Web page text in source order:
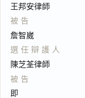
王邦安律師
被告
詹智崴
選任辯護人
陳芝荃律師
被告
即